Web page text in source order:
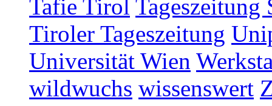
Tafie Tirol Tageszeitung
Tiroler Tageszeitung
Universität Wien
wildwuchs wissenswert